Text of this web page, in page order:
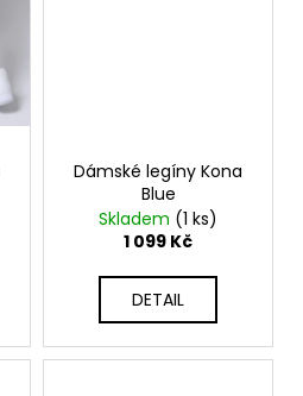
Dámské legíny Kona
Blue
Skladem (1 ks)
1 099 Kč
DETAIL